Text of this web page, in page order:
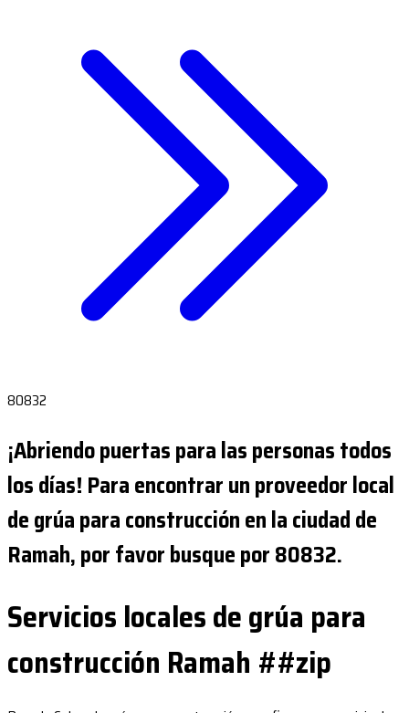
80832
¡Abriendo puertas para las personas todos
los días! Para encontrar un proveedor local
de grúa para construcción en la ciudad de
Ramah, por favor busque por 80832.
Servicios locales de grúa para
construcción Ramah ##zip